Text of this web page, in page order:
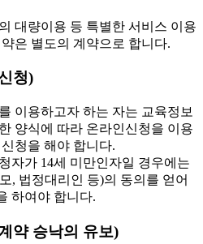
대량이용 등 특별한 서비스 이용
은 별도의 계약으로 합니다.
청)
이용하고자 하는 자는 교육정보
양식에 따라 온라인신청을 이용
청을 해야 합니다.
자가 14세 미만인자일 경우에는
, 법정대리인 등)의 동의를 얻어
하여야 합니다.
약 승낙의 유보)